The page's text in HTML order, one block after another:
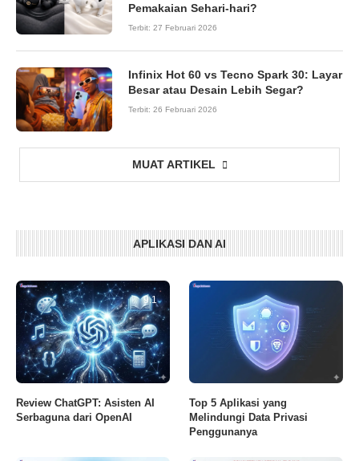
Pemakaian Sehari-hari?
Terbit: 27 Februari 2026
Infinix Hot 60 vs Tecno Spark 30: Layar
Besar atau Desain Lebih Segar?
Terbit: 26 Februari 2026
MUAT ARTIKEL
APLIKASI DAN AI
9.1
Review ChatGPT: Asisten AI
Serbaguna dari OpenAI
Top 5 Aplikasi yang
Melindungi Data Privasi
Penggunanya